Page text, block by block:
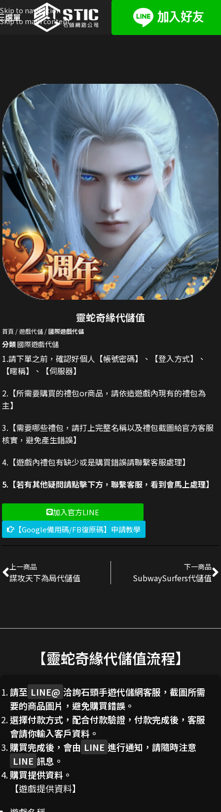
Skip to navigation
Skip to main content
選單
靈蛇奇緣代儲值
首頁 遊戲代儲 國際遊戲代儲
分類國際遊戲代儲
1.請下單之前，確認好個人【帳號密碼】、【登入方式】、
【暱稱】、【伺服器】
2. 【所需要購買的禮包or商品，請依造遊戲內現有的禮包為
主】
3. 【需要哪些禮包，請打上完整名稱以及禮包截圖給官方客服
核實，避免產生錯誤】
4.【遊戲內禮包有缺少或是購買錯誤請聯繫客服處理】
5.【若有其他疑問請點擊下方，聯繫客服，看到會馬上處理】
加入官方LINE
【Google備用碼/FB復原碼】申請教學
上一商品
謀攻天下為局代儲值
下一商品
SubwaySurfers代儲值
【靈蛇奇緣代儲值流程】
請至 LINE@ 洽詢石頭手遊代儲網客服，截圖所需
要的商品圖片，避免購買錯誤。
選擇付款方式，配合付款驗證，付款完成後，客服
會請你輸入客戶資料。
購買完成後，會由 LINE 進行通知，請隨時注意
LINE 訊息。
購買提供資料。
【遊戲提供資料】